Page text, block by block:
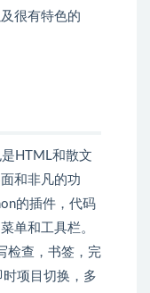
很有特色的
HTML和散文
和非凡的功
的插件，代码
单和工具栏。
检查，书签，完
项目切换，多